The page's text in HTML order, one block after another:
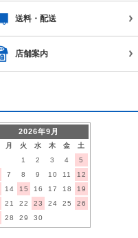
送料・配送
店舗案内
2026年9月
月 火 水 木 金
土
1
2 3 4
5
7 8 9 10 11
12
14 15 16 17 18
19
21 22 23 24 25
26
28 29 30